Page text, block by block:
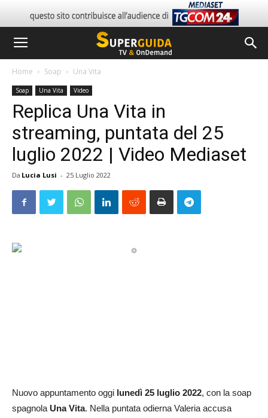
Home Soap Una Vita
Soap Una Vita Video
Replica Una Vita in
streaming, puntata del 25
luglio 2022 | Video Mediaset
Da Lucia Lusi - 25 Luglio 2022
Nuovo appuntamento oggi lunedì 25 luglio 2022, con la soap
spagnola Una Vita. Nella puntata odierna Valeria accusa